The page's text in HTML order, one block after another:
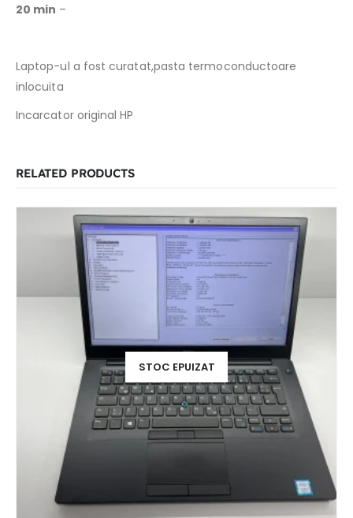
20 min –
Laptop-ul a fost curatat,pasta termoconductoare
inlocuita
Incarcator original HP
RELATED PRODUCTS
STOC EPUIZAT